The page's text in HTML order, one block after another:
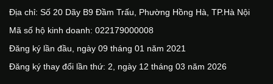
Địa chỉ: Số 20 Dãy B9 Đầm Trấu, Phường Hồng Hà, TP.Hà Nội
Mã số hộ kinh doanh: 022179000008
Đăng ký lần đầu, ngày 09 tháng 01 năm 2021
Đăng ký thay đổi lần thứ: 2, ngày 12 tháng 03 năm 2026